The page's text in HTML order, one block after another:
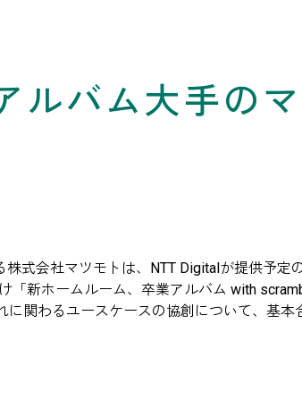
バム大手の
式会社マツモトは、NTT Digitalが提供予定
「新ホームルーム、卒業アルバム with
関わるユースケースの協創について、基本